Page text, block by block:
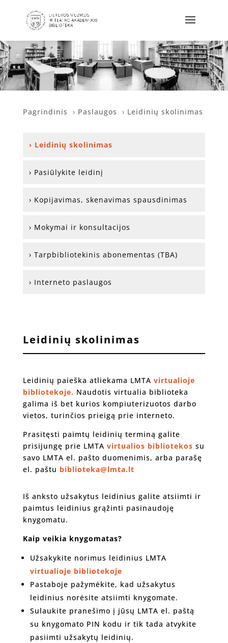
Pagrindinis › Paslaugos › Leidinių skolinimas
› Leidinių skolinimas
› Pasiūlykite leidinį
› Kopijavimas, skenavimas spausdinimas
› Mokymai ir konsultacijos
› Tarpbibliotekinis abonementas (TBA)
› Interneto paslaugos
Leidinių skolinimas
Leidinių paieška atliekama LMTA virtualioje
bibliotekoje. Naudotis virtualia biblioteka
galima iš bet kurios kompiuterizuotos darbo
vietos, turinčios prieigą prie interneto.
Prasitęsti paimtų leidinių terminą galite
prisijungę prie LMTA virtualios bibliotekos su
savo LMTA el. pašto duomenimis, arba parašę
el. paštu biblioteka@lmta.lt
Iš anksto užsakytus leidinius galite atsiimti ir
paimtus leidinius grąžinti pasinaudoję
knygomatu.
Kaip veikia knygomatas?
Užsakykite norimus leidinius LMTA
virtualioje bibliotekoje
Pastaboje pažymėkite, kad užsakytus
leidinius norėsite atsiimti knygomate.
Sulaukite pranešimo į jūsų LMTA el. paštą
su knygomato PIN kodu ir tik tada atvykite
pasiimti užsakytų leidinių.